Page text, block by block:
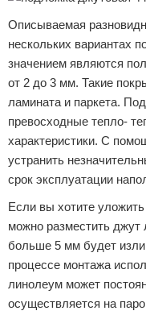
Описываемая
нескольких вариантах
значением являются
от 2 до 3 мм. Такие
ламината и паркета.
превосходные тепло-
характеристики. С
устранить
срок эксплуатации
Если вы хотите
можно разместить
больше 5 мм будет
процессе монтажа
линолеум может
осуществляется на